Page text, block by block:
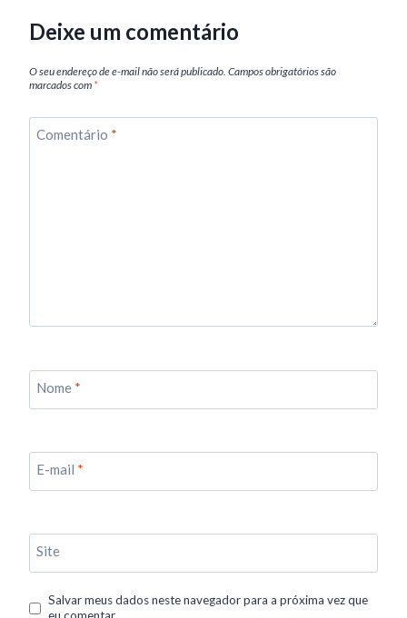
Deixe um comentário
O seu endereço de e-mail não será publicado. Campos obrigatórios são
marcados com *
Comentário *
Nome *
E-mail *
Site
Salvar meus dados neste navegador para a próxima vez que